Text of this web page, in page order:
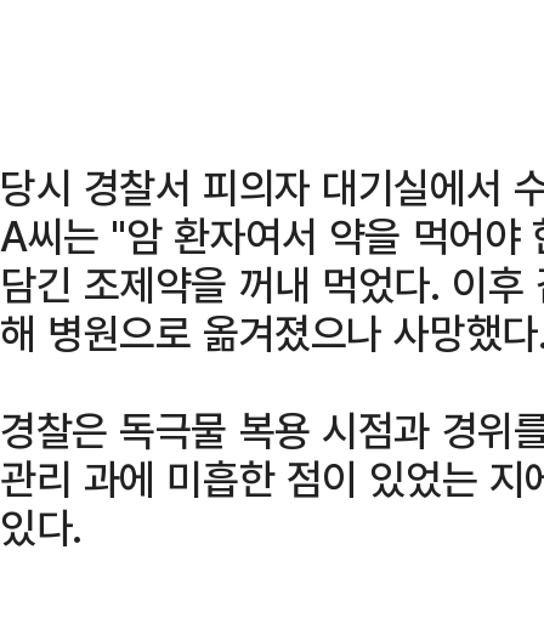
당시 경찰서 피의자 대기실에서
A씨는 "암 환자여서 약을 먹어야
담긴 조제약을 꺼내 먹었다. 이
해 병원으로 옮겨졌으나 사망했
경찰은 독극물 복용 시점과 경위
관리 과에 미흡한 점이 있었는
있다.